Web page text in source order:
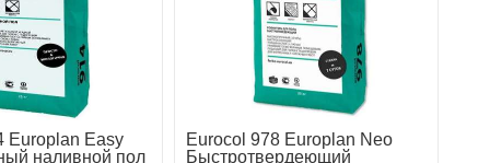
Europlan Easy
наливной пол
Eurocol 978 Europlan Neo
Быстротвердеющий